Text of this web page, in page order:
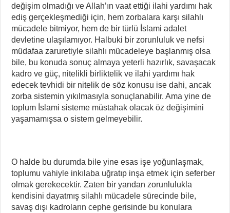
değişim olmadığı ve Allah’ın vaat ettiği ilahi yardımı hak
ediş gerçekleşmediği için, hem zorbalara karşı silahlı
mücadele bitmiyor, hem de bir türlü İslami adalet
devletine ulaşılamıyor. Halbuki bir zorunluluk ve nefsi
müdafaa zaruretiyle silahlı mücadeleye başlanmış olsa
bile, bu konuda sonuç almaya yeterli hazırlık, savaşacak
kadro ve güç, nitelikli birliktelik ve ilahi yardımı hak
edecek tevhidi bir nitelik de söz konusu ise dahi, ancak
zorba sistemin yıkılmasıyla sonuçlanabilir. Ama yine de
toplum İslami sisteme müstahak olacak öz değişimini
yaşamamışsa o sistem gelmeyebilir.
O halde bu durumda bile yine esas işe yoğunlaşmak,
toplumu vahiyle inkılaba uğratıp inşa etmek için seferber
olmak gerekecektir. Zaten bir yandan zorunlulukla
kendisini dayatmış silahlı mücadele sürecinde bile,
savaş dışı kadroların cephe gerisinde bu konulara